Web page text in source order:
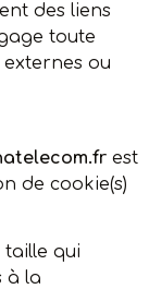
des liens
toute
ou
est
de cookie(s)
taille qui
à la